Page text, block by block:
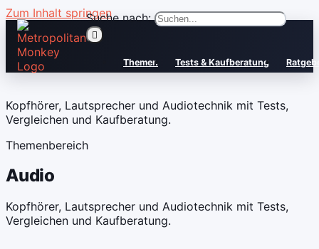
Zum Inhalt springenSuche nach:
Themen Tests & Kaufberatung
Kopfhörer, Lautsprecher und Audiotechnik mit Tests,
Vergleichen und Kaufberatung.
Themenbereich
Audio
Kopfhörer, Lautsprecher und Audiotechnik mit Tests,
Vergleichen und Kaufberatung.